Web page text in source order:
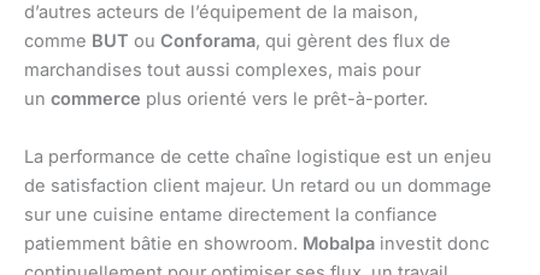
d’autres acteurs de l’équipement de la maison,
comme BUT ou Conforama, qui gèrent des flux de
marchandises tout aussi complexes, mais pour
un commerce plus orienté vers le prêt-à-porter.
La performance de cette chaîne logistique est un enjeu
de satisfaction client majeur. Un retard ou un dommage
sur une cuisine entame directement la confiance
patiemment bâtie en showroom. Mobalpa investit donc